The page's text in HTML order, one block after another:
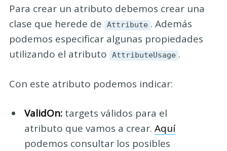
Para crear un atributo debemos crear una
clase que herede de
Attribute . Además
podemos especificar algunas propiedades
utilizando el atributo
AttributeUsage .
Con este atributo podemos indicar:
ValidOn: targets válidos para el
atributo que vamos a crear.Aquí
podemos consultar los posibles